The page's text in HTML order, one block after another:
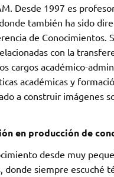
Desde 1997 es
también ha sido
de Conocimientos.
con la
cargos académico-
académicas y
a construir imágenes
en producción de
desde muy
donde siempre escuché